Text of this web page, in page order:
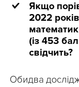
Якщо
2022
(із 453
свідчить?
Обидва